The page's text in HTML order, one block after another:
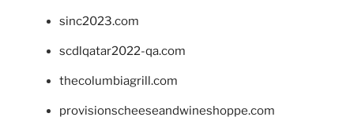
sinc2023.com
scdlqatar2022-qa.com
thecolumbiagrill.com
provisionscheeseandwineshoppe.com